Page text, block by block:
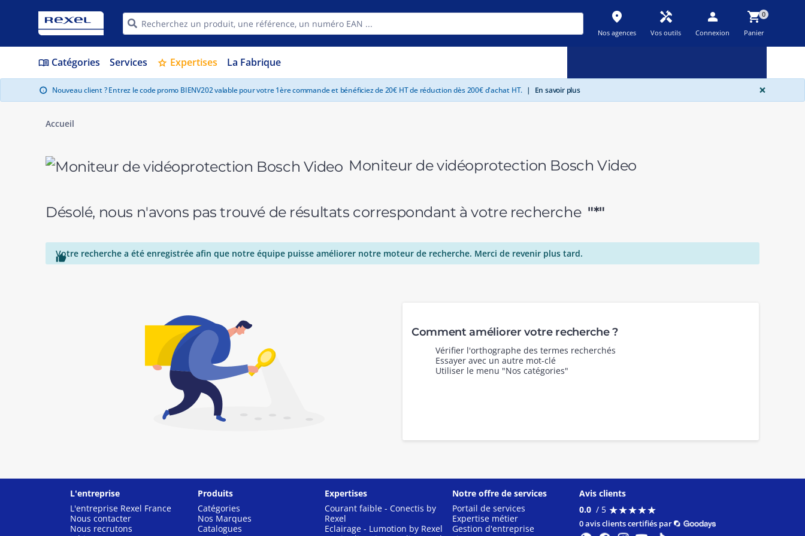
place
Nos agences
handyman
Vos outils
person
Connexion
shopping_cart0
Panier
menu_book Catégories Services star Expertises La Fabrique
info Nouveau client ? Entrez le code promo BIENV202 valable pour votre 1ère commande et bénéficiez de 20€ HT de réduction dès 200€ d'achat HT. | En savoir plus ×
Accueil
Moniteur de vidéoprotection Bosch Video
Désolé, nous n'avons pas trouvé de résultats correspondant à votre recherche "*"

Votre recherche a été enregistrée afin que notre équipe puisse améliorer notre moteur de recherche. Merci de revenir plus tard.
Comment améliorer votre recherche ?
Vérifier l'orthographe des termes recherchés
Essayer avec un autre mot-clé
Utiliser le menu "Nos catégories"
L'entreprise
L'entreprise Rexel France
Nous contacter
Nous recrutons
Produits
Catégories
Nos Marques
Catalogues
Expertises
Courant faible - Conectis by
Rexel
Eclairage - Lumotion by Rexel
Notre offre de services
Portail de services
Expertise métier
Gestion d'entreprise
Avis clients
0.0 / 5 ★★★★★
★★★★★
0 avis clients certifiés par